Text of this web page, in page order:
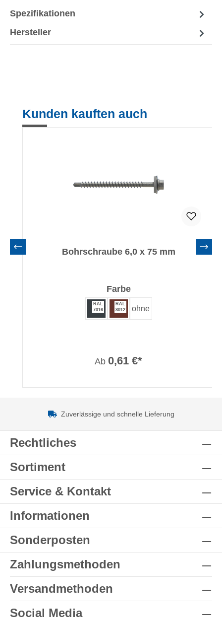
Spezifikationen
Hersteller
Produktgalerie überspringen
Kunden kauften auch
Bohrschraube 6,0 x 75 mm
Farbeauswählen
RAL
7016
RAL
8012
ohne
Ab 0,61 €*
Zuverlässige und schnelle Lieferung
Rechtliches
Sortiment
Service & Kontakt
Informationen
Sonderposten
Zahlungsmethoden
Versandmethoden
Social Media